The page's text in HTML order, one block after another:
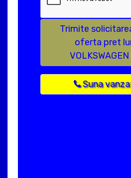
Trimite
oferta pret
VOLKSWAGEN
Suna